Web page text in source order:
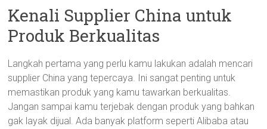
Kenali Supplier China untuk
Produk Berkualitas
Langkah pertama yang perlu kamu lakukan adalah mencari
supplier China yang tepercaya. Ini sangat penting untuk
memastikan produk yang kamu tawarkan berkualitas.
Jangan sampai kamu terjebak dengan produk yang bahkan
gak layak dijual. Ada banyak platform seperti Alibaba atau